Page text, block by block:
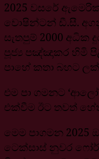
2025 වසරේ
වොෂින්ටන් ඩී.සී.
සැතපුම් 2000 අධික
පූජ්‍ය පඤ්ඤාකර හිමි
පාහේ කතා බහට
එම පා ගමනට
එක්වීම ඊට තවත්
මෙම පාගමන
ටෙක්සාස් නුවර